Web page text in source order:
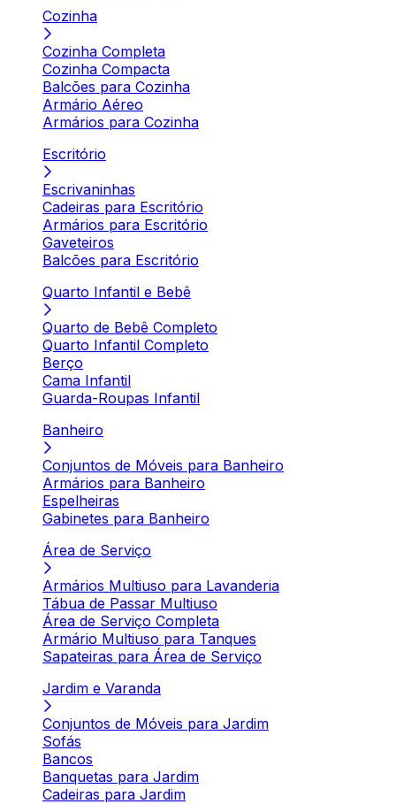
Cozinha
Cozinha Completa
Cozinha Compacta
Balcões para Cozinha
Armário Aéreo
Armários para Cozinha
Escritório
Escrivaninhas
Cadeiras para Escritório
Armários para Escritório
Gaveteiros
Balcões para Escritório
Quarto Infantil e Bebê
Quarto de Bebê Completo
Quarto Infantil Completo
Berço
Cama Infantil
Guarda-Roupas Infantil
Banheiro
Conjuntos de Móveis para Banheiro
Armários para Banheiro
Espelheiras
Gabinetes para Banheiro
Área de Serviço
Armários Multiuso para Lavanderia
Tábua de Passar Multiuso
Área de Serviço Completa
Armário Multiuso para Tanques
Sapateiras para Área de Serviço
Jardim e Varanda
Conjuntos de Móveis para Jardim
Sofás
Bancos
Banquetas para Jardim
Cadeiras para Jardim